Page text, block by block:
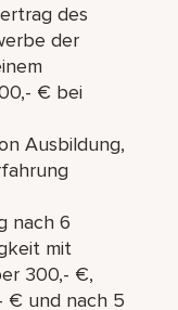
des
der
€ bei
Ausbildung,
nach 6
mit
300,- €,
€ und nach 5